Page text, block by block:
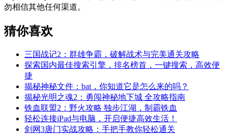
勿相信其他任何渠道。
猜你喜欢
三国战记2：群雄争霸，破解战术与完美通关攻略
探索国内最佳搜索引擎，排名榜首，一键搜索，高效便
捷
揭秘神秘文件：bat，你知道它是怎么来的吗？
揭秘光明之魂2：勇闯神秘地下城 全攻略指南
铁血联盟2：野火攻略 独步江湖，制霸铁血
轻松连接iPad与电脑，开启便捷高效生活！
剑网3唐门实战攻略：手把手教你轻松通关